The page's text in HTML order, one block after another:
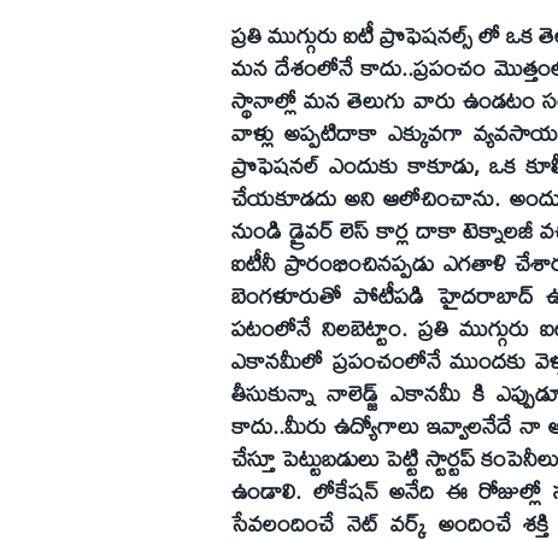
ప్రతి ముగ్గురు ఐటీ ప్రొఫెషనల్స్‌ లో ఒక
మన దేశంలోనే కాదు..ప్రపంచం మొత్తంలో
స్థానాల్లో మన తెలుగు వారు
వాళ్లు అప్పటిదాకా ఎక్కువగా
ప్రొఫెషనల్‌ ఎందుకు కాకూడు, ఒక
చేయకూడదు అని ఆలోచించాను.
నుండి డ్రైవర్‌ లెస్‌ కార్ల దాకా టెక్నాలజీ
ఐటీనీ ప్రారంభించినప్పడు ఎగతాళి
బెంగళూరుతో పోటీపడి హైదరాబాద్‌
పటంలోనే నిలబెట్టాం. ప్రతి
ఎకానమీలో ప్రపంచంలోనే ముందకు
తీసుకున్నా నాలెడ్జ్‌ ఎకానమీ కి
కాదు..మీరు ఉద్యోగాలు ఇవ్వాలనేదే నా
చేస్తూ పెట్టుబడులు పెట్టి స్టార్టప్‌
ఉండాలి. లోకేషన్‌ అనేది ఈ రోజుల్లో
సేవలందించే నెట్‌ వర్క్‌ అందించే